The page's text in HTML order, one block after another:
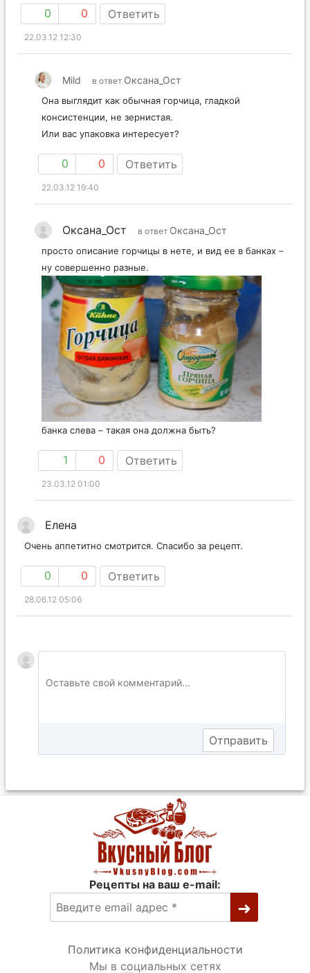
0 0 Ответить
22.03.12 12:30
Mild в ответ Оксана_Ост
Она выглядит как обычная горчица, гладкой
консистенции, не зернистая.
Или вас упаковка интересует?
0 0 Ответить
22.03.12 19:40
Оксана_Ост в ответ Оксана_Ост
просто описание горчицы в нете, и вид ее в банках –
ну совершенно разные.
банка слева – такая она должна быть?
1 0 Ответить
23.03.12 01:00
Елена
Очень аппетитно смотрится. Спасибо за рецепт.
0 0 Ответить
28.06.12 05:06
Рецепты на ваш e-mail:
Политика конфиденциальности
Мы в социальных сетях